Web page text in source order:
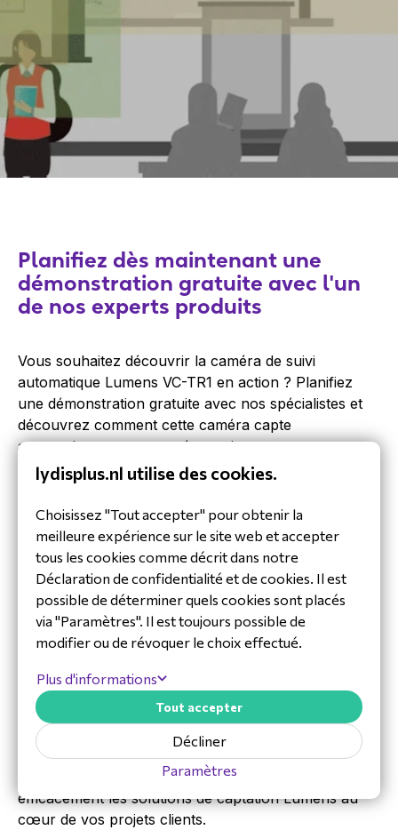
Planifiez dès maintenant une
démonstration gratuite avec l'un
de nos experts produits
Vous souhaitez découvrir la caméra de suivi
automatique Lumens VC-TR1 en action ? Planifiez
une démonstration gratuite avec nos spécialistes et
découvrez comment cette caméra capte
automatiquement vos présentations, cours et
réunions sans aucune intervention technique.
Au cours de cette démonstration, vous
découvrirez :
Comment la VC-TR1 suit automatiquement l'orateur
au sein des espaces de cours ou de réunion.
Le déploiement de la caméra dans des scénarios de
réunions et de cours hybrides.
La simplicité de son intégration avec vos
existantes.
Les critères de choix pour valider la VC-TR1 dans
le cadre de vos installations fixes.
Bénéficiez de toutes les clés techniques pour intégrer
efficacement les solutions de captation Lumens au
cœur de vos projets clients.
lydisplus.nl utilise des cookies.
Choisissez "Tout accepter" pour obtenir la
meilleure expérience sur le site web et accepter
tous les cookies comme décrit dans notre
Déclaration de confidentialité et de cookies. Il est
possible de déterminer quels cookies sont placés
via "Paramètres". Il est toujours possible de
modifier ou de révoquer le choix effectué.
Plus d'informations
Paramètres
Décliner
Tout accepter